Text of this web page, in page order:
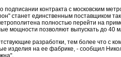
контракта с московским
станет единственным поставщиком
полностью перейти на
мощности позволяют выпускать до 40
разработки, тем более что с
изделия на ее фабрике, - сообщил